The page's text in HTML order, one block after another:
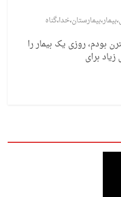
،بیمار،بیمارستان،خدا،گناه
بودم، روزی یک بیمار را
برای